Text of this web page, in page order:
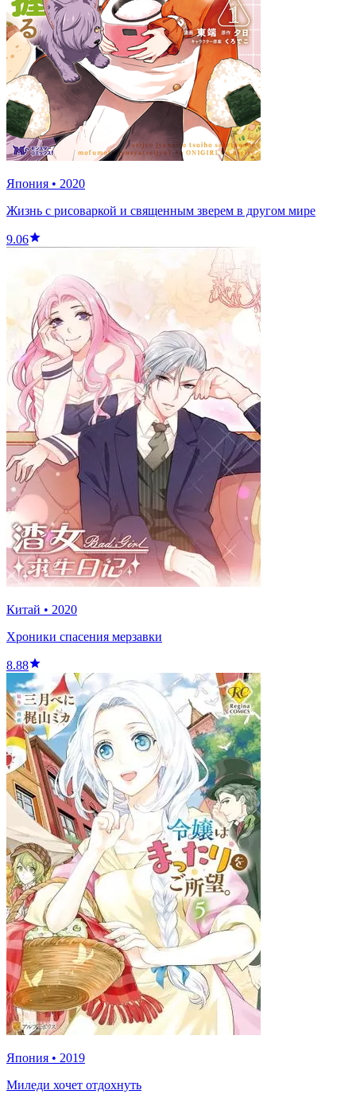
Япония • 2020
Жизнь с рисоваркой и священным зверем в другом мире
9.06
Китай • 2020
Хроники спасения мерзавки
8.88
Япония • 2019
Миледи хочет отдохнуть